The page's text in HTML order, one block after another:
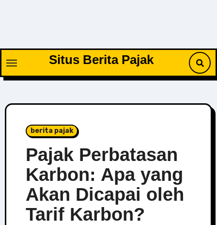
Situs Berita Pajak
berita pajak
Pajak Perbatasan
Karbon: Apa yang
Akan Dicapai oleh
Tarif Karbon?